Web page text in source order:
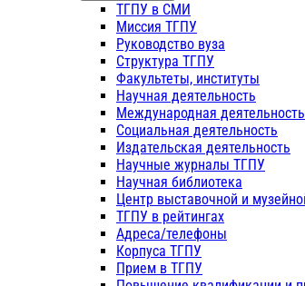
ТГПУ в СМИ
Миссия ТГПУ
Руководство вуза
Структура ТГПУ
Факультеты, институты
Научная деятельность
Международная деятельность
Социальная деятельность
Издательская деятельность
Научные журналы ТГПУ
Научная библиотека
Центр выставочной и
ТГПУ в рейтингах
Адреса/телефоны
Корпуса ТГПУ
Прием в ТГПУ